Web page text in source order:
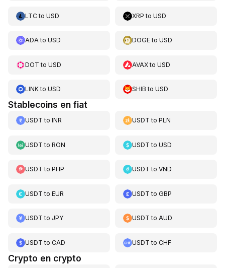
LTCto USD XRP toUSD
ADAto USD DOGEtoUSD
DOT to USD AVAXtoUSD
LINKto USD SHIB toUSD
Stablecoins en fiat
USDT to INR USDT toPLN
USDT to RON USDT toUSD
USDT to PHP USDT toVND
USDT to EUR USDT toGBP
USDT to JPY USDT toAUD
USDT to CAD USDT toCHF
Crypto en crypto